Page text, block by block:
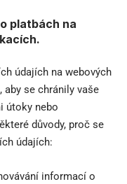
platbách na
údajích na webových
se chránily vaše
útoky nebo
důvody, proč se
údajích:
informací o